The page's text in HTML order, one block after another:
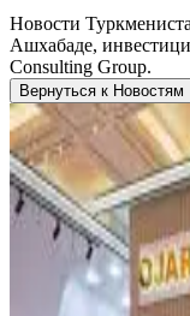
Новости
Ашхабаде,
Consulting Group.
Вернуться к Новостям